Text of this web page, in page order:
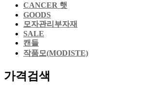
CANCER 햇
GOODS
모자관리부자재
SALE
캔들
작품모(MODISTE)
가격검색